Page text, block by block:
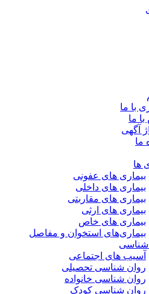
با ما
ما
آگهی
ما
ها
بیماری های عفونی
بیماری های داخلی
بیماری های مقاربتی
بیماری های ارثی
بیماری های خاص
بیماری‌های استخوان و مفاصل
شناسی
آسیب های اجتماعی
روان شناسی تحصیلی
روان شناسی خانواده
روان شناسی کودک